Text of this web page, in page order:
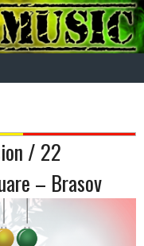
/ 22
– Brasov